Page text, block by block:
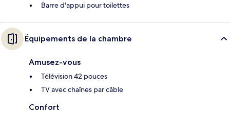
Barre d'appui pour toilettes
Équipements de la chambre
Amusez-vous
Télévision 42 pouces
TV avec chaînes par câble
Confort